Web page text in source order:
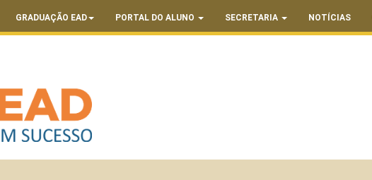
GRADUAÇÃO EAD PORTAL DO ALUNO SECRETARIA NOTÍCIAS